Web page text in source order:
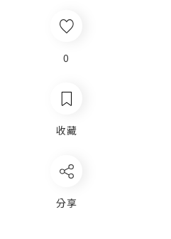
0
收藏
分享